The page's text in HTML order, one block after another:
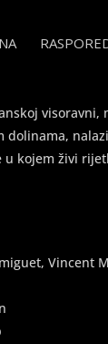
visoravni,
dolinama,
u kojem živi
Vincent